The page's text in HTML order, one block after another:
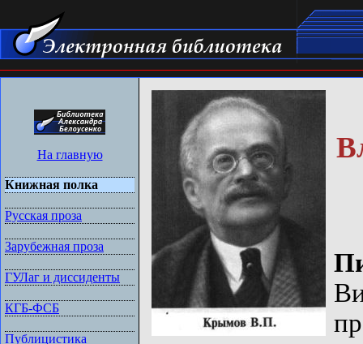
На главную
Книжная полка
Русская проза
Зарубежная проза
ГУЛаг и диссиденты
КГБ-ФСБ
Публицистика